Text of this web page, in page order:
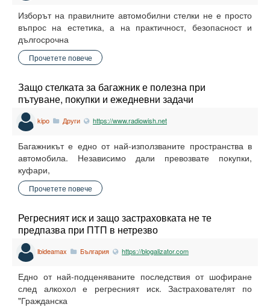
Изборът на правилните автомобилни стелки не е просто
въпрос на естетика, а на практичност, безопасност и
дългосрочна
Прочетете повече
Защо стелката за багажник е полезна при
пътуване, покупки и ежедневни задачи
kipo Други https://www.radiowish.net
Багажникът е едно от най-използваните пространства в
автомобила. Независимо дали превозвате покупки,
куфари,
Прочетете повече
Регресният иск и защо застраховката не те
предпазва при ПТП в нетрезво
lbideamax България https://blogalizator.com
Едно от най-подценяваните последствия от шофиране
след алкохол е регресният иск. Застрахователят по
"Гражданска